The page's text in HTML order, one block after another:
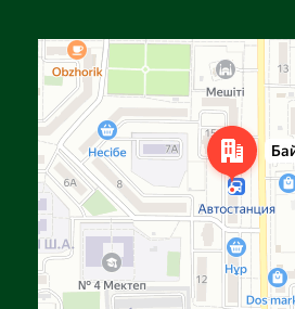
Улица Байтурсынова, 16 — Яндекс Карты